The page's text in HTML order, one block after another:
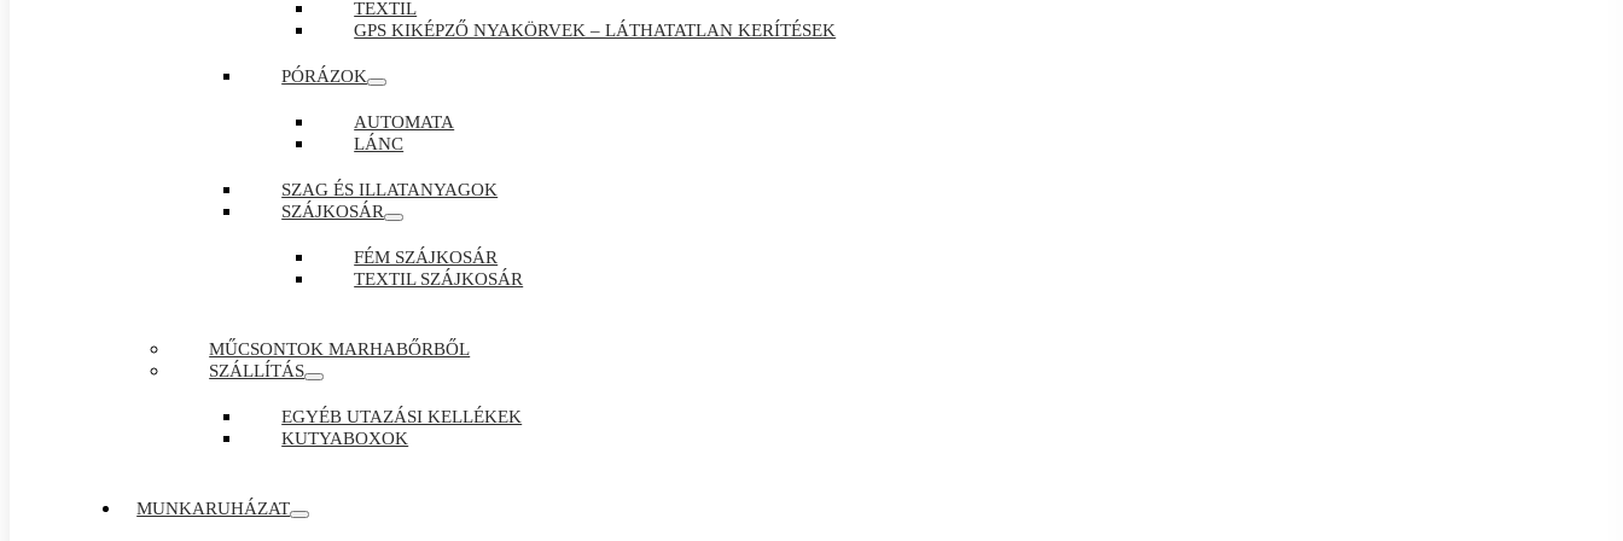
TEXTIL
GPS KIKÉPZŐ NYAKÖRVEK – LÁTHATATLAN KERÍTÉSEK
PÓRÁZOK
AUTOMATA
LÁNC
SZAG ÉS ILLATANYAGOK
SZÁJKOSÁR
FÉM SZÁJKOSÁR
TEXTIL SZÁJKOSÁR
MŰCSONTOK MARHABŐRBŐL
SZÁLLÍTÁS
EGYÉB UTAZÁSI KELLÉKEK
KUTYABOXOK
MUNKARUHÁZAT